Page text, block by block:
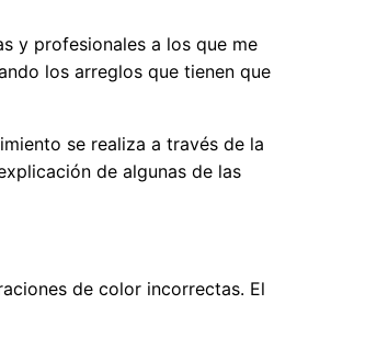
y profesionales a los que me
los arreglos que tienen que
se realiza a través de la
de algunas de las
de color incorrectas. El